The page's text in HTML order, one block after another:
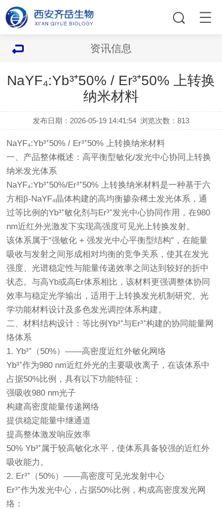
资讯信息
NaYF₄:Yb³⁺50% / Er³⁺50% 上转换
纳米材料
发布日期：2026-05-19 14:41:54 浏览次数：813
NaYF₄:Yb³⁺50% / Er³⁺50% 上转换纳米材料
一、产品整体概述：高平衡型敏化/发光中心协同上转换
纳米发光体系
NaYF₄:Yb³⁺50%/Er³⁺50% 上转换纳米材料是一种基于六
方相β-NaYF₄晶体构建的高均衡掺杂稀土发光体系，通
过等比例的Yb³⁺敏化剂与Er³⁺发光中心协同作用，在980
nm近红外光激发下实现高强度可见光上转换发射。
该体系属于“强敏化 + 强发光中心平衡型结构”，在能量
吸收与发射之间形成相对均衡的竞争关系，使其在发光
强度、光谱稳定性与能量传递效率之间达到较好的折中
状态。与高Yb或高Er体系相比，该材料更强调整体协同
效率与稳定光学输出，适用于上转换发光机制研究、光
学功能材料设计及多色发光调控体系构建。
二、材料结构设计：等比例Yb³⁺与Er³⁺构建的协同能量网
络体系
1. Yb³⁺（50%）——高密度近红外敏化网络
Yb³⁺作为980 nm近红外光的主要吸收离子，在该体系中
占据50%比例，具有以下功能特征：
强吸收980 nm光子
构建高密度能量传递网络
提供稳定能量中继通道
提高整体激发响应效率
50% Yb³⁺属于较高敏化水平，使体系具备较强的近红外
吸收能力。
2. Er³⁺（50%）——高密度可见光发射中心
Er³⁺作为发光中心，占据50%比例，构成高密度发光网
络：